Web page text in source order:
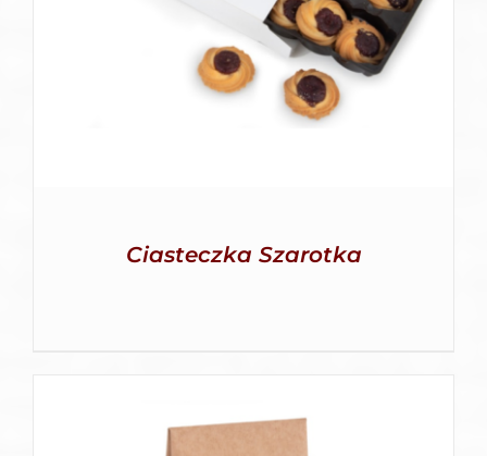
Ciasteczka Szarotka